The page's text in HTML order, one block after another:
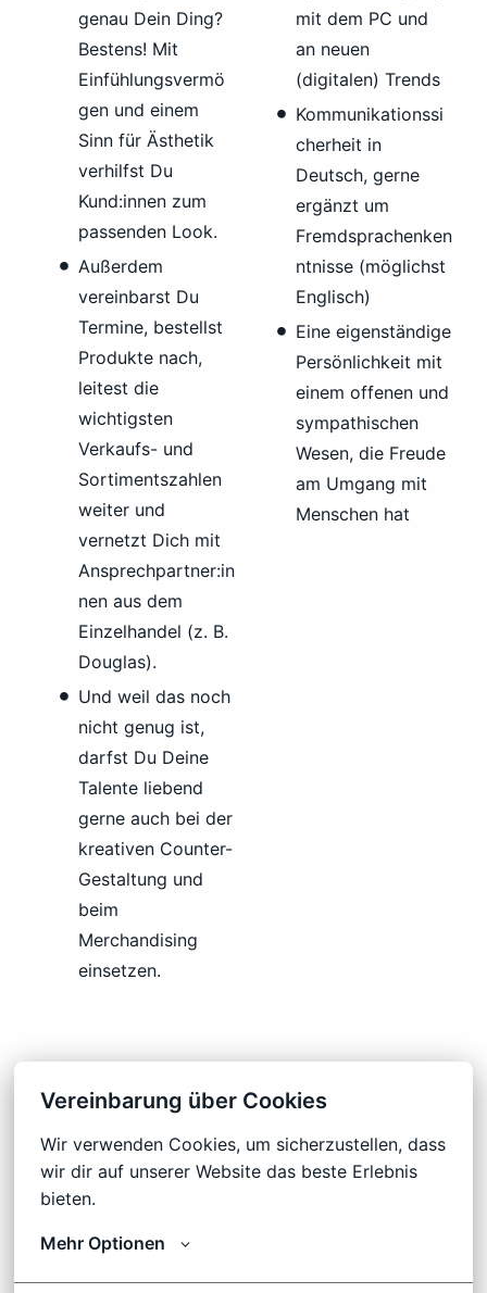
Vereinbarung über Cookies
Wir verwenden Cookies, um sicherzustellen, dass
wir dir auf unserer Website das beste Erlebnis
bieten.
Mehr Optionen
genau Dein Ding?
Bestens! Mit
Einfühlungsvermö
gen und einem
Sinn für Ästhetik
verhilfst Du
Kund:innen zum
passenden Look.
Außerdem
vereinbarst Du
Termine, bestellst
Produkte nach,
leitest die
wichtigsten
Verkaufs- und
Sortimentszahlen
weiter und
vernetzt Dich mit
Ansprechpartner:in
nen aus dem
Einzelhandel (z. B.
Douglas).
Und weil das noch
nicht genug ist,
darfst Du Deine
Talente liebend
gerne auch bei der
kreativen Counter-
Gestaltung und
beim
Merchandising
einsetzen.
mit dem PC und
an neuen
(digitalen) Trends
Kommunikationssi
cherheit in
Deutsch, gerne
ergänzt um
Fremdsprachenken
ntnisse (möglichst
Englisch)
Eine eigenständige
Persönlichkeit mit
einem offenen und
sympathischen
Wesen, die Freude
am Umgang mit
Menschen hat
🏅 Ausbildung zum Brow Bar Artist
💄 Ein jährliches Kontingent an kostenfreien
Produkten
🤩 Kostenfreie Benefit-Dienstleistungen während